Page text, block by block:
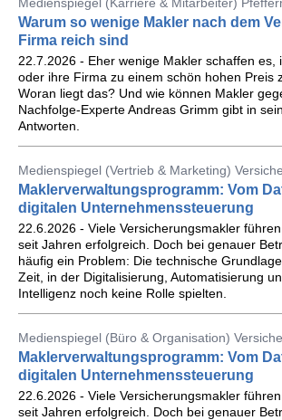
Warum so wenige Makler nach dem
Firma reich sind
22.7.2026 - Eher wenige Makler schaffen es,
oder ihre Firma zu einem schön hohen Preis
Woran liegt das? Und wie können Makler
Nachfolge-Experte Andreas Grimm gibt in
Antworten.
Medienspiegel (Vertrieb & Marketing)
Maklerverwaltungsprogramm: Vom
digitalen Unternehmenssteuerung
22.6.2026 - Viele Versicherungsmakler
seit Jahren erfolgreich. Doch bei genauer
häufig ein Problem: Die technische
Zeit, in der Digitalisierung, Automatisierung
Intelligenz noch keine Rolle spielten.
Medienspiegel (Büro & Organisation)
Maklerverwaltungsprogramm: Vom
digitalen Unternehmenssteuerung
22.6.2026 - Viele Versicherungsmakler
seit Jahren erfolgreich. Doch bei genauer